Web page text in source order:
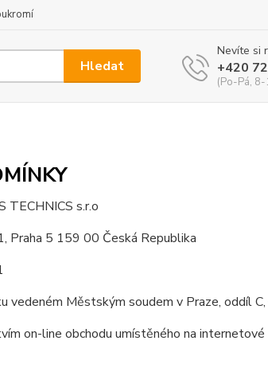
Hledat
Nevíte si
+420
(Po-Pá,
TECHNICS s.r.o
Praha 5 159 00 Česká Republika
vedeném Městským soudem v Praze,
on-line obchodu umístěného na